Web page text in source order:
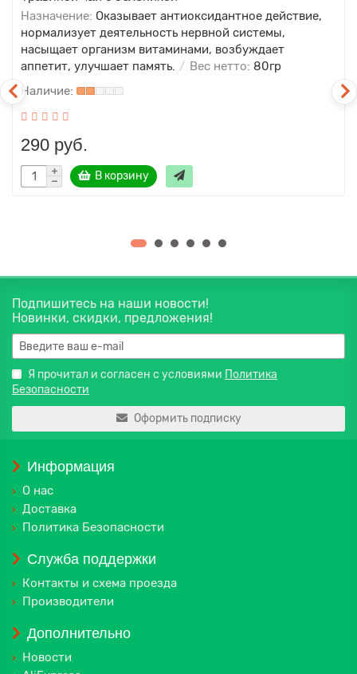
Назначение: Оказывает антиоксидантное действие,
нормализует деятельность нервной системы,
насыщает организм витаминами, возбуждает
аппетит, улучшает память.
Вес нетто: 80гр
290 руб.
В корзину
Подпишитесь на наши новости!
Новинки, скидки, предложения!
Я прочитал и согласен с условиями Политика
Безопасности
Оформить подписку
Информация
О нас
Доставка
Политика Безопасности
Служба поддержки
Контакты и схема проезда
Производители
Дополнительно
Новости